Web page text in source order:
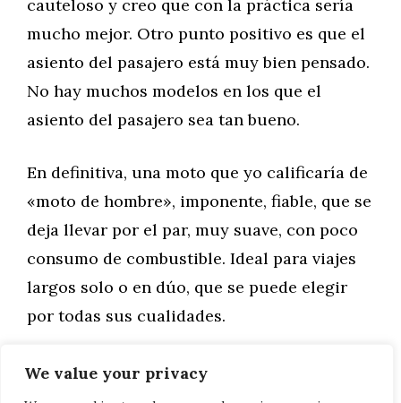
We value your privacy
cauteloso y creo que con la práctica sería
mucho mejor. Otro punto positivo es que el
asiento del pasajero está muy bien pensado.
No hay muchos modelos en los que el
asiento del pasajero sea tan bueno.
En definitiva, una moto que yo calificaría de
«moto de hombre», imponente, fiable, que se
deja llevar por el par, muy suave, con poco
consumo de combustible. Ideal para viajes
largos solo o en dúo, que se puede elegir
por todas sus cualidades.
Categorías
Motor